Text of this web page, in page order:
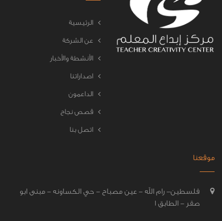
الرئيسية
عن الشركة
الأنشطة والأخبار
اصداراتنا
الداعمون
قصص نجاح
اتصل بنا
موقعنا
فلسطين- رام الله - عين مصباح - حي الكساونه - مبنى ابو
صقر - الطابق 1